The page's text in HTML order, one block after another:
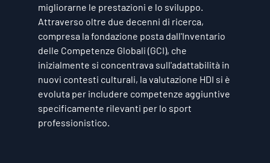
migliorarne le prestazioni e lo sviluppo.
Attraverso oltre due decenni di ricerca,
compresa la fondazione posta dall'Inventario
delle Competenze Globali (GCI), che
inizialmente si concentrava sull'adattabilità in
nuovi contesti culturali, la valutazione HDI si è
evoluta per includere competenze aggiuntive
specificamente rilevanti per lo sport
professionistico.